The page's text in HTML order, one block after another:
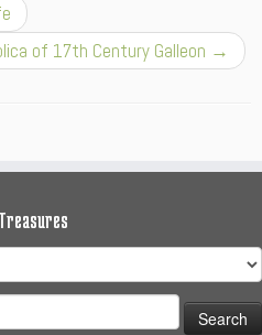
of 17th Century Galleon →
Treasures